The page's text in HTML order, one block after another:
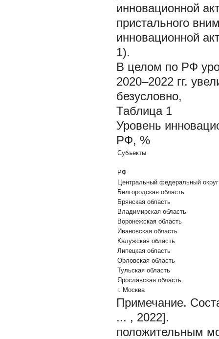
инновационной
пристального
инновационной
1).
В целом по РФ
2020–2022 гг.
безусловно,
Таблица 1
Уровень
РФ, %
Субъекты
РФ
Центральный федеральный округ
Белгородская область
Брянская область
Владимирская область
Воронежская область
Ивановская область
Калужская область
Липецкая область
Орловская область
Тульская область
Ярославская область
г. Москва
Примечание.
... , 2022].
положительным